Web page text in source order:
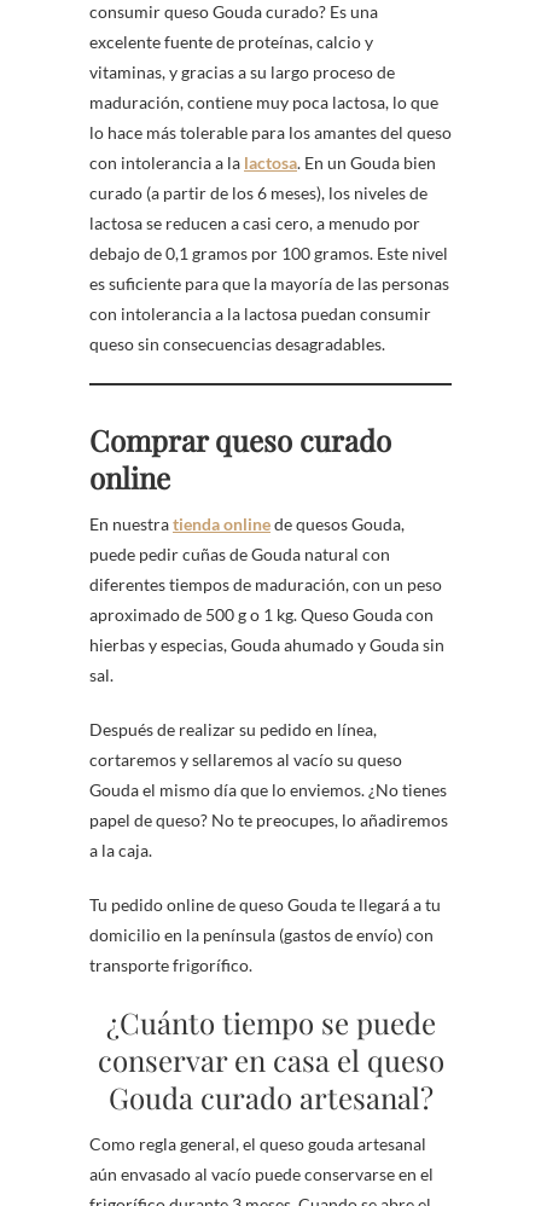
consumir queso Gouda curado? Es una
excelente fuente de proteínas, calcio y
vitaminas, y gracias a su largo proceso de
maduración, contiene muy poca lactosa, lo que
lo hace más tolerable para los amantes del queso
con intolerancia a la lactosa. En un Gouda bien
curado (a partir de los 6 meses), los niveles de
lactosa se reducen a casi cero, a menudo por
debajo de 0,1 gramos por 100 gramos. Este nivel
es suficiente para que la mayoría de las personas
con intolerancia a la lactosa puedan consumir
queso sin consecuencias desagradables.
Comprar queso curado
online
En nuestratienda onlinede quesos Gouda,
puede pedir cuñas de Gouda natural con
diferentes tiempos de maduración, con un peso
aproximado de 500 g o 1 kg. Queso Gouda con
hierbas y especias, Gouda ahumado y Gouda sin
sal.
Después de realizar su pedido en línea,
cortaremos y sellaremos al vacío su queso
Gouda el mismo día que lo enviemos. ¿No tienes
papel de queso? No te preocupes, lo añadiremos
a la caja.
Tu pedido online de queso Gouda te llegará a tu
domicilio en la península (gastos de envío) con
transporte frigorífico.
¿Cuánto tiempo se puede
conservar en casa el queso
Gouda curado artesanal?
Como regla general, el queso gouda artesanal
aún envasado al vacío puede conservarse en el